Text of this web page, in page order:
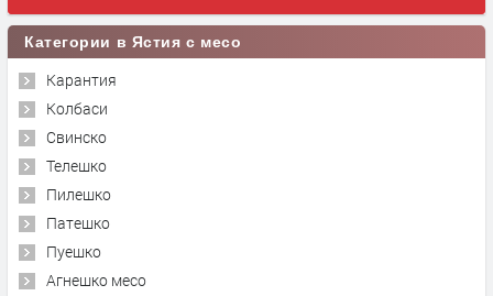
Категории в Ястия с месо
Карантия
Колбаси
Свинско
Телешко
Пилешко
Патешко
Пуешко
Агнешко месо